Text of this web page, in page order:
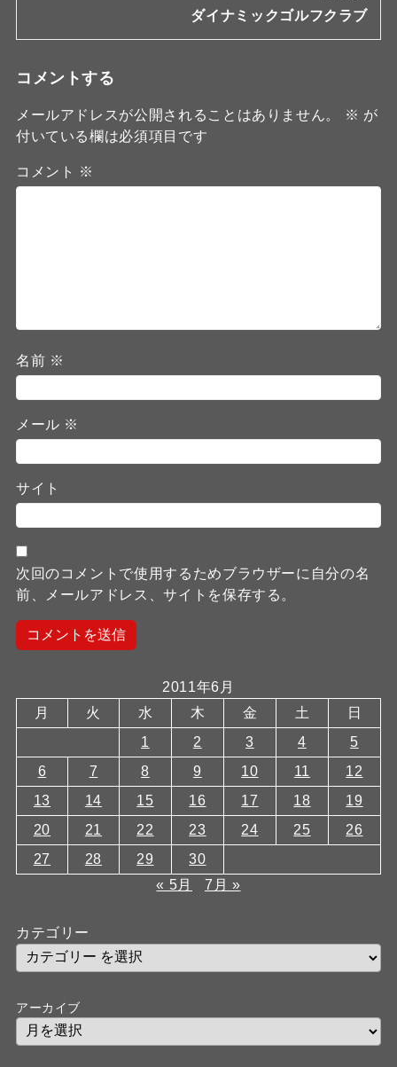
ダイナミックゴルフクラブ
コメントする
メールアドレスが公開されることはありません。 ※ が
付いている欄は必須項目です
コメント ※
名前 ※
メール ※
サイト
次回のコメントで使用するためブラウザーに自分の名
前、メールアドレス、サイトを保存する。
2011年6月
月
火 水 木 金 土
日
1
2 3 4
5
6
7 8 9 10 11
12
13
14 15 16 17 18
19
20
21 22 23 24 25
26
27
28 29
30
« 5月
7月 »
カテゴリー
アーカイブ